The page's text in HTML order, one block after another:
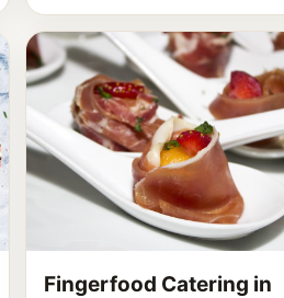
Fingerfood Catering in